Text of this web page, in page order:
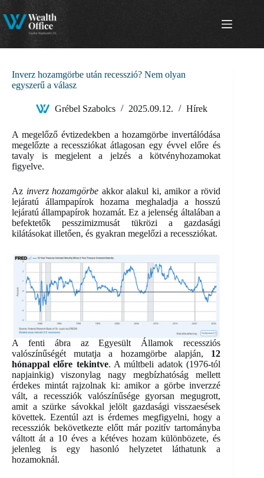
Skip
to
content
Inverz hozamgörbe után recesszió? Nem olyan
egyszerű a válasz
Grébel Szabolcs 2025.09.12. Hírek
A megelőző évtizedekben a hozamgörbe invertálódása
megelőzte a recessziókat átlagosan egy évvel előre és
tavaly is megjelent a jelzés a kötvényhozamokat
figyelve.
Az inverz hozamgörbe akkor alakul ki, amikor a rövid
lejáratú állampapírok hozama meghaladja a hosszú
lejáratú állampapírok hozamát. Ez a jelenség általában a
befektetők pesszimizmusát tükrözi a gazdasági
kilátásokat illetően, és gyakran megelőzi a recessziókat.
A fenti ábra az Egyesült Államok recessziós
valószínűségét mutatja a hozamgörbe alapján, 12
hónappal előre tekintve. A múltbeli adatok (1976-tól
napjainkig) viszonylag nagy megbízhatóság mellett
érdekes mintát rajzolnak ki: amikor a görbe inverzzé
vált, a recessziók valószínűsége gyorsan megugrott,
amit a szürke sávokkal jelölt gazdasági visszaesések
követtek. Ezentúl azt is érdemes megfigyelni, hogy a
recessziók bekövetkezte előtt már pozitív tartományba
váltott át a 10 éves a kétéves hozam különbözete, és
jelenleg is egy hasonló helyzetet láthatunk a
hozamoknál.